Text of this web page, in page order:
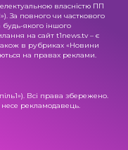
власністю ПП
За повного чи часткового
будь-якого іншого
на сайт t1news.tv – є
в рубриках «Новини
на правах реклами.
Всі права збережено.
несе рекламодавець.